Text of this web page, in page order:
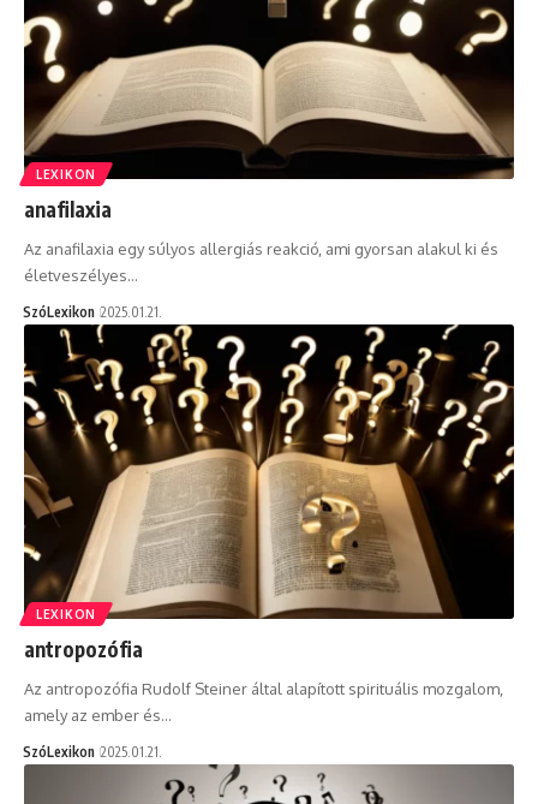
LEXIKON
anafilaxia
Az anafilaxia egy súlyos allergiás reakció, ami gyorsan alakul ki és
életveszélyes…
SzóLexikon 2025.01.21.
LEXIKON
antropozófia
Az antropozófia Rudolf Steiner által alapított spirituális mozgalom,
amely az ember és…
SzóLexikon 2025.01.21.